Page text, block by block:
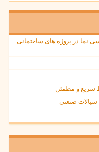
نما در پروژه های ساختمانی
سریع و مطمئن
صنعتی